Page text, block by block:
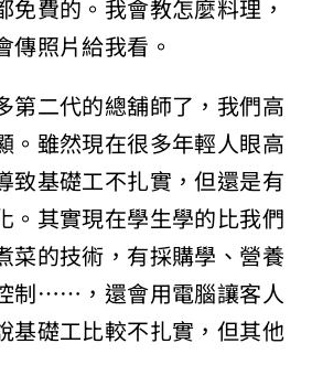
照片給我看。
二代的總舖師了，我們高
雖然現在很多年輕人眼高
基礎工不扎實，但還是有
其實現在學生學的比我們
的技術，有採購學、營養
制……，還會用電腦讓客人
礎工比較不扎實，但其他